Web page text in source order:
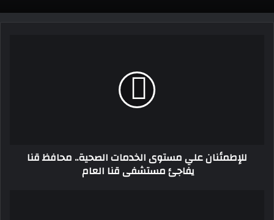
للإطمئنان علي مستوى الخدمات الصحية.. محافظ قنا
يفاجئ مستشفى قنا العام